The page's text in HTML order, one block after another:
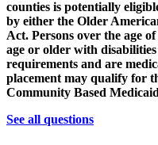
counties is potentially
by either the Older
Act. Persons over the age
age or older with
requirements and are
placement may qualify for
Community Based
See all questions